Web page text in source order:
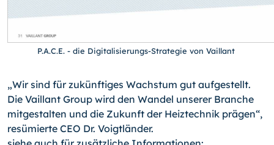
P.A.C.E. - die Digitalisierungs-Strategie von Vaillant
„Wir sind für zukünftiges Wachstum gut aufgestellt.
Die Vaillant Group wird den Wandel unserer Branche
mitgestalten und die Zukunft der Heiztechnik prägen“,
resümierte CEO Dr. Voigtländer.